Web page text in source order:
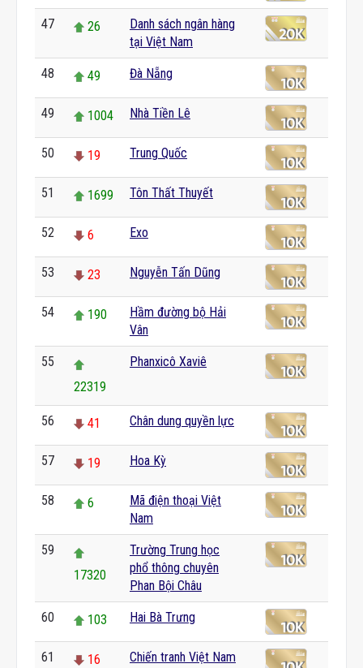
47 26
Danh sách ngân hàng
tại Việt Nam
48 49 Đà Nẵng
49 1004 Nhà Tiền Lê
50 19 Trung Quốc
51 1699 Tôn Thất Thuyết
52 6 Exo
53 23 Nguyễn Tấn Dũng
54 190
Hầm đường bộ Hải
Vân
55
22319
Phanxicô Xaviê
56 41 Chân dung quyền lực
57 19 Hoa Kỳ
58 6
Mã điện thoại Việt
Nam
59
17320
Trường Trung học
phổ thông chuyên
Phan Bội Châu
60 103 Hai Bà Trưng
61 16 Chiến tranh Việt Nam